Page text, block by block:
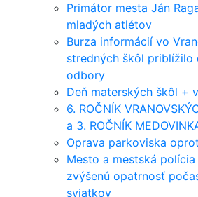
Primátor mesta Ján
mladých atlétov
Burza informácií vo
stredných škôl priblížilo
odbory
Deň materských škôl +
6. ROČNÍK
a 3. ROČNÍK
Oprava parkoviska
Mesto a mestská
zvýšenú opatrnosť
sviatkov